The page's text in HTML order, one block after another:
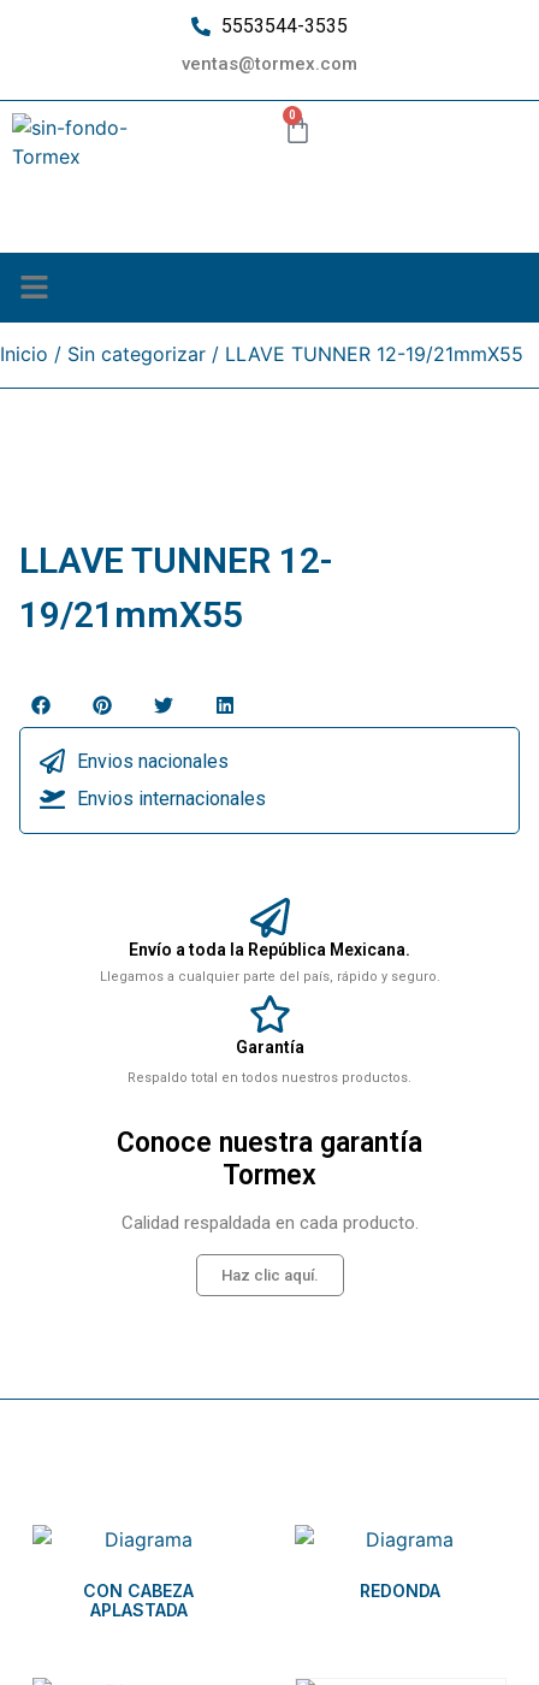
5553544-3535
ventas@tormex.com
0
Inicio / Sin categorizar / LLAVE TUNNER 12-19/21mmX55
LLAVE TUNNER 12-
19/21mmX55
Envios nacionales
Envios internacionales
Envío a toda la República Mexicana.
Llegamos a cualquier parte del país, rápido y seguro.
Garantía
Respaldo total en todos nuestros productos.
Conoce nuestra garantía
Tormex
Calidad respaldada en cada producto.
Haz clic aquí.
CON CABEZA
APLASTADA
REDONDA